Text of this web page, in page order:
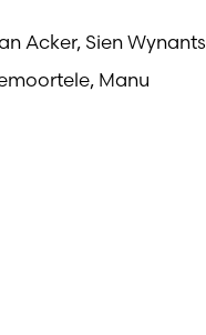
Acker, Sien Wynants
Manu